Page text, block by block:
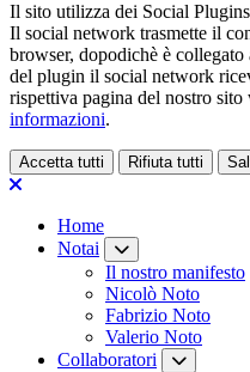
Il sito utilizza dei Social
Il social network trasmette il
browser, dopodichè è
del plugin il social network
rispettiva pagina del nostro sito
informazioni.
Accetta tutti Rifiuta tutti
Loading...
Home
Notai
Il nostro manifesto
Nicolò Noto
Fabrizio Noto
Valerio Noto
Collaboratori